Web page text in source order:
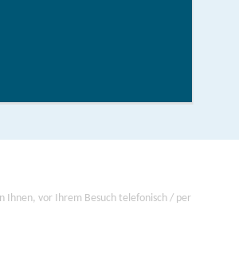
vor Ihrem Besuch telefonisch / per